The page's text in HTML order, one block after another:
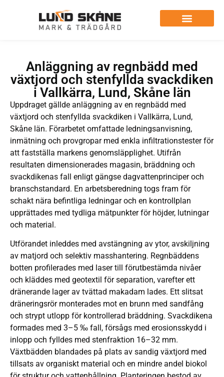
Anläggning av regnbädd med
växtjord och stenfyllda svackdiken
i Vallkärra, Lund, Skåne län
Uppdraget gällde anläggning av en regnbädd med
växtjord och stenfyllda svackdiken i Vallkärra, Lund,
Skåne län. Förarbetet omfattade ledningsanvisning,
inmätning och provgropar med enkla infiltrationstester för
att fastställa markens genomsläpplighet. Utifrån
resultaten dimensionerades magasin, bräddning och
svackdikenas fall enligt gängse dagvattenprinciper och
branschstandard. En arbetsberedning togs fram för
schakt nära befintliga ledningar och en kontrollplan
upprättades med tydliga mätpunkter för höjder, lutningar
och material.
Utförandet inleddes med avstängning av ytor, avskiljning
av matjord och selektiv masshantering. Regnbäddens
botten profilerades med laser till förutbestämda nivåer
och kläddes med geotextil för separation, varefter ett
dränerande lager av tvättad makadam lades. Ett slitsat
dräneringsrör monterades mot en brunn med sandfång
och strypt utlopp för kontrollerad bräddning. Svackdikena
formades med 3–5 ‰ fall, försågs med erosionsskydd i
inlopp och fylldes med stenfraktion 16–32 mm.
Växtbädden blandades på plats av sandig växtjord med
tillsats av organiskt material och en mindre andel biokol